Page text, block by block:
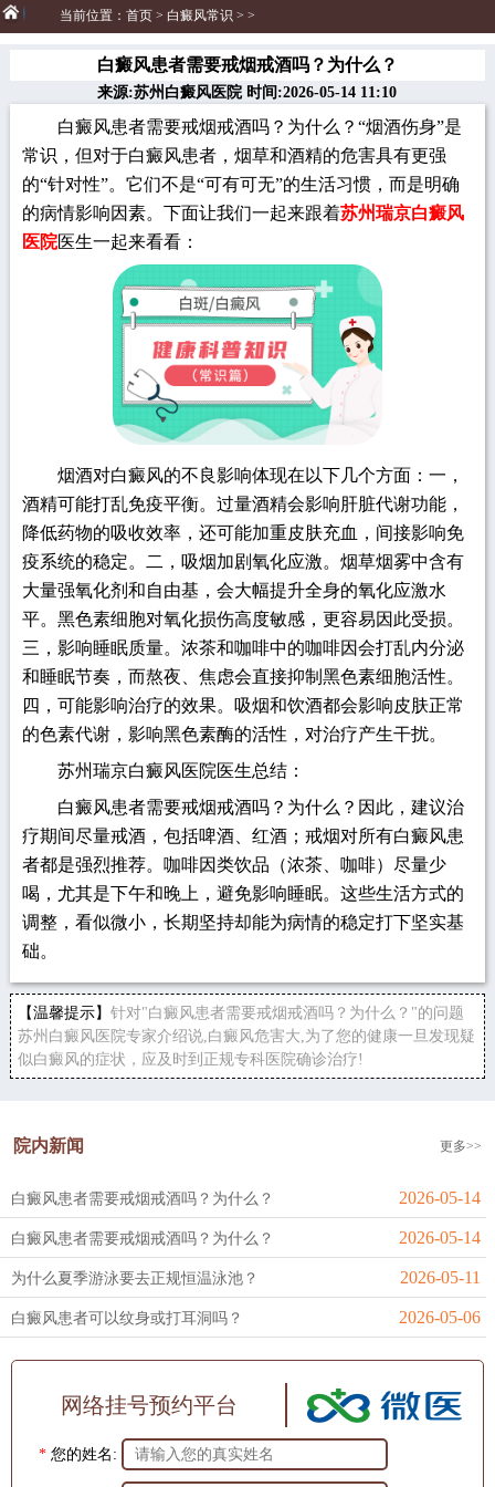
当前位置： 首页> 白癜风常识 > >
白癜风患者需要戒烟戒酒吗？为什么？
来源:苏州白癜风医院 时间:2026-05-14 11:10
白癜风患者需要戒烟戒酒吗？为什么？“烟酒伤身”是
常识，但对于白癜风患者，烟草和酒精的危害具有更强
的“针对性”。它们不是“可有可无”的生活习惯，而是明确
的病情影响因素。下面让我们一起来跟着苏州瑞京白癜风
医院医生一起来看看：
烟酒对白癜风的不良影响体现在以下几个方面：一，
酒精可能打乱免疫平衡。过量酒精会影响肝脏代谢功能，
降低药物的吸收效率，还可能加重皮肤充血，间接影响免
疫系统的稳定。二，吸烟加剧氧化应激。烟草烟雾中含有
大量强氧化剂和自由基，会大幅提升全身的氧化应激水
平。黑色素细胞对氧化损伤高度敏感，更容易因此受损。
三，影响睡眠质量。浓茶和咖啡中的咖啡因会打乱内分泌
和睡眠节奏，而熬夜、焦虑会直接抑制黑色素细胞活性。
四，可能影响治疗的效果。吸烟和饮酒都会影响皮肤正常
的色素代谢，影响黑色素酶的活性，对治疗产生干扰。
苏州瑞京白癜风医院医生总结：
白癜风患者需要戒烟戒酒吗？为什么？因此，建议治
疗期间尽量戒酒，包括啤酒、红酒；戒烟对所有白癜风患
者都是强烈推荐。咖啡因类饮品（浓茶、咖啡）尽量少
喝，尤其是下午和晚上，避免影响睡眠。这些生活方式的
调整，看似微小，长期坚持却能为病情的稳定打下坚实基
础。
【温馨提示】 针对"白癜风患者需要戒烟戒酒吗？为什么？"的问题
苏州白癜风医院专家介绍说,白癜风危害大,为了您的健康一旦发现疑
似白癜风的症状，应及时到正规专科医院确诊治疗!
院内新闻 更多>>
白癜风患者需要戒烟戒酒吗？为什么？ 2026-05-14
白癜风患者需要戒烟戒酒吗？为什么？ 2026-05-14
为什么夏季游泳要去正规恒温泳池？ 2026-05-11
白癜风患者可以纹身或打耳洞吗？ 2026-05-06
网络挂号预约平台
* 您的姓名: